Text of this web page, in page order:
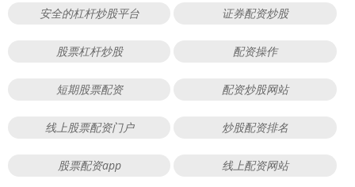
安全的杠杆炒股平台 证券配资炒股
股票杠杆炒股 配资操作
短期股票配资 配资炒股网站
线上股票配资门户 炒股配资排名
股票配资app 线上配资网站